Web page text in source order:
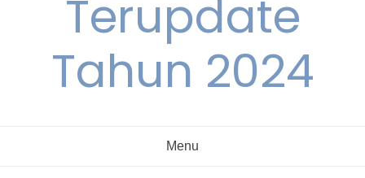
Terupdate
Tahun 2024
Menu